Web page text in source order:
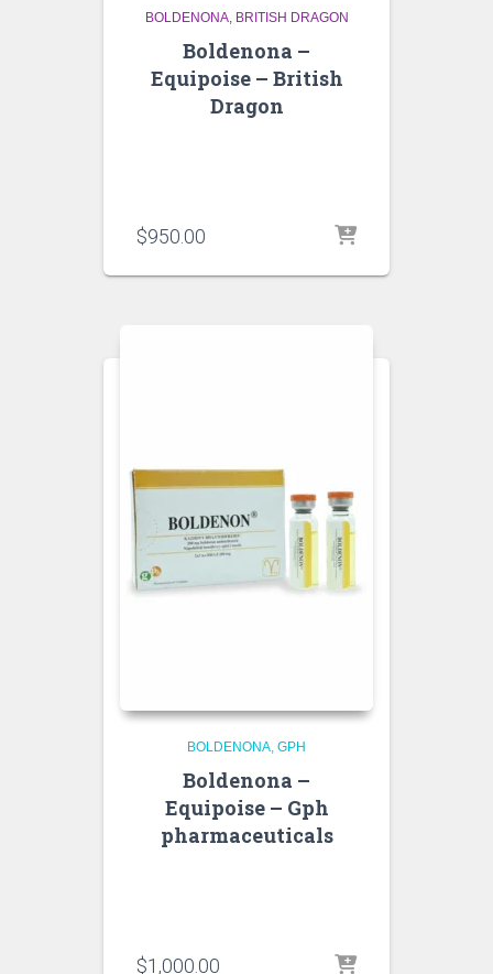
BOLDENONA BRITISH DRAGON
Boldenona –
Equipoise – British
Dragon
$950.00
BOLDENONA GPH
Boldenona –
Equipoise – Gph
pharmaceuticals
$1,000.00